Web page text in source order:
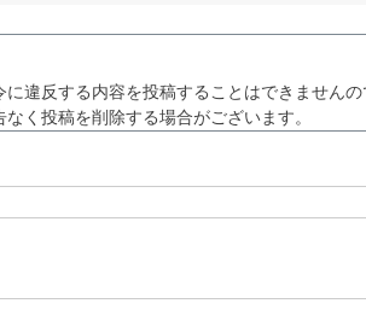
違反する内容を投稿することはできませんの
く投稿を削除する場合がございます。